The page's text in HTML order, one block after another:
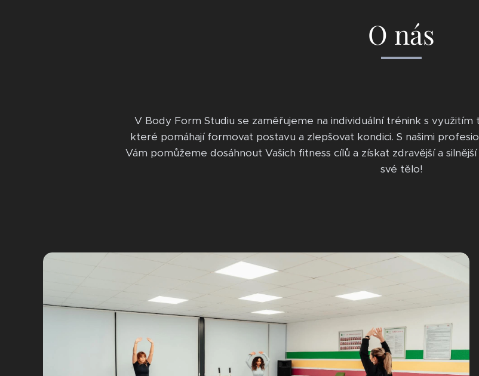
O nás
V Body Form Studiu se zaměřujeme na individuální trénink s využitím
které pomáhají formovat postavu a zlepšovat kondici. S našimi
Vám pomůžeme dosáhnout Vašich fitness cílů a získat zdravější a
své tělo!